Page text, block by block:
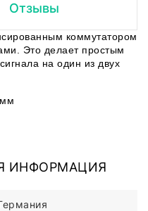
Отзывы
коммутатором
Это делает простым
на один из двух
ИНФОРМАЦИЯ